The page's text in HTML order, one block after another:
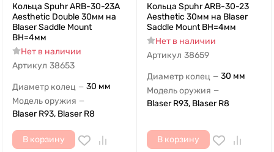
Кольца Spuhr ARB-30-23A
Aesthetic Double 30мм на
Blaser Saddle Mount
ВН=4мм
Нет в наличии
Артикул 38653
Диаметр колец — 30 мм
Модель оружия —
Blaser R93, Blaser R8
В корзину
Кольца Spuhr ARB-30-23
Aesthetic 30мм на Blaser
Saddle Mount ВН=4мм
Нет в наличии
Артикул 38659
Диаметр колец — 30 мм
Модель оружия —
Blaser R93, Blaser R8
В корзину